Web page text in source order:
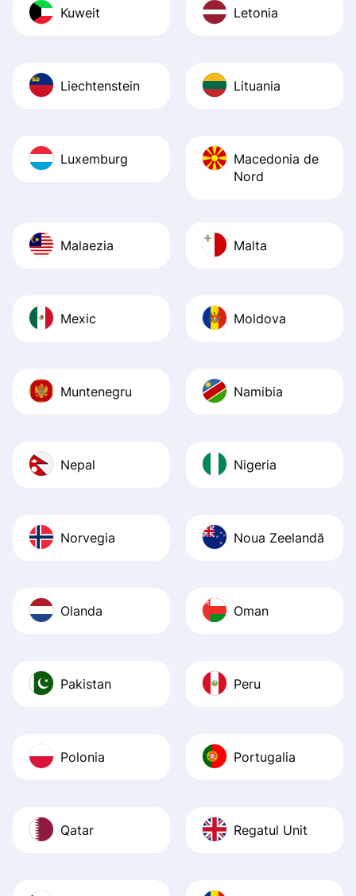
Kuweit Letonia
Liechtenstein Lituania
Luxemburg
Macedonia de
Nord
Malaezia Malta
Mexic Moldova
Muntenegru Namibia
Nepal Nigeria
Norvegia Noua Zeelandă
Olanda Oman
Pakistan Peru
Polonia Portugalia
Qatar Regatul Unit